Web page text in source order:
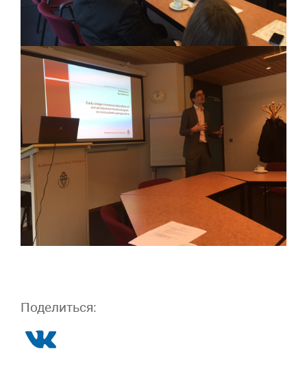
Поделиться: